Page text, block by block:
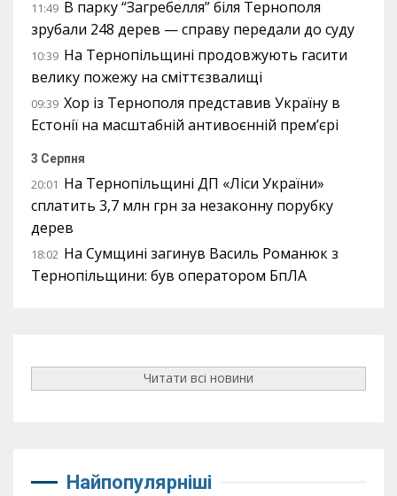
11:49 В парку “Загребелля” біля Тернополя
зрубали 248 дерев — справу передали до суду
10:39 На Тернопільщині продовжують гасити
велику пожежу на сміттєзвалищі
09:39 Хор із Тернополя представив Україну в
Естонії на масштабній антивоєнній прем’єрі
3 Серпня
20:01 На Тернопільщині ДП «Ліси України»
сплатить 3,7 млн грн за незаконну порубку
дерев
18:02 На Сумщині загинув Василь Романюк з
Тернопільщини: був оператором БпЛА
Читати всі новини
Найпопулярніші